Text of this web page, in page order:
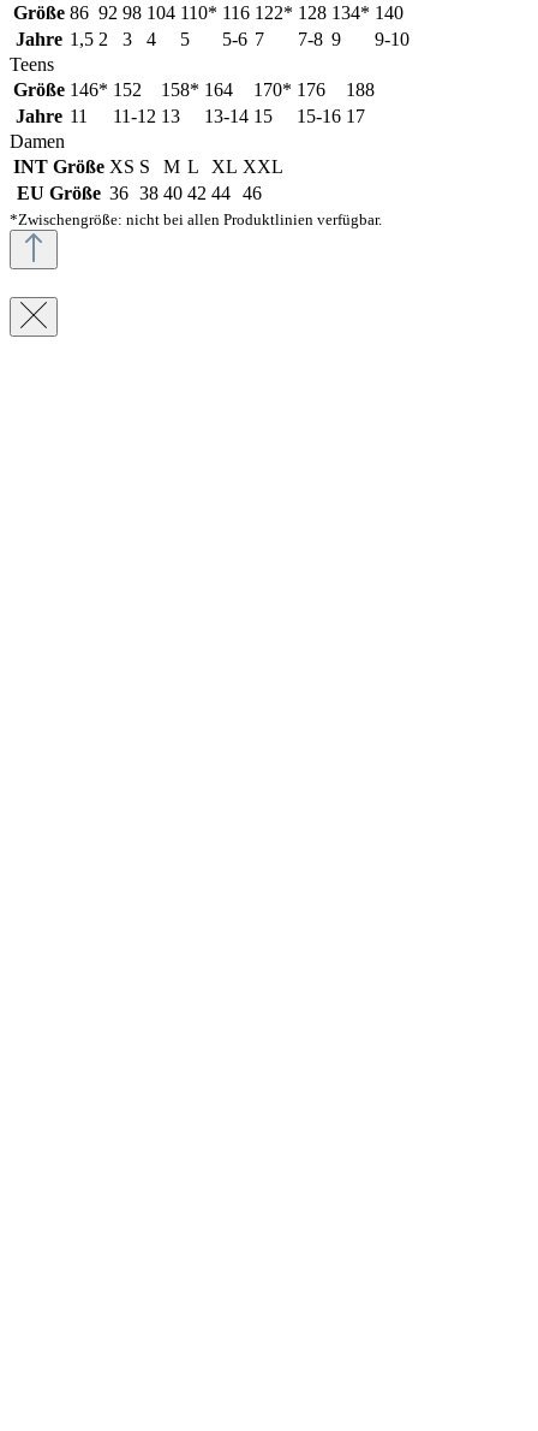
Größe 86 92 98 104 110* 116 122* 128 134* 140
Jahre 1,5 2 3 4 5 5-6 7 7-8 9
9-10
Teens
Größe 146* 152 158* 164 170* 176
188
Jahre 11 11-12 13 13-14 15 15-16 17
Damen
INT Größe XS S M L XL XXL
EU Größe 36 38 40 42 44 46
*Zwischengröße: nicht bei allen Produktlinien verfügbar.